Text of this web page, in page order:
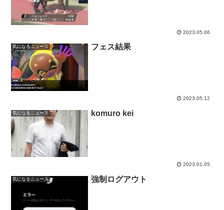
2023.05.06
気になるニュース フェス結果
2023.05.12
気になるニュース komuro kei
2023.01.05
気になるニュース 強制ログアウト